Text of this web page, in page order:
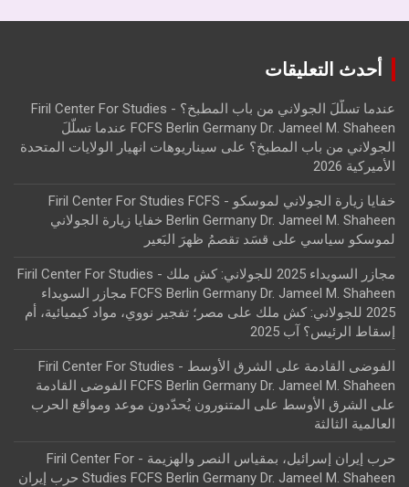
أحدث التعليقات
عندما تسلّلَ الجولاني من باب المطبخ؟ - Firil Center For Studies
FCFS Berlin Germany Dr. Jameel M. Shaheen عندما تسلّلَ
الجولاني من باب المطبخ؟ على سيناريوهات انهيار الولايات المتحدة
الأميركية 2026
خفايا زيارة الجولاني لموسكو - Firil Center For Studies FCFS
Berlin Germany Dr. Jameel M. Shaheen خفايا زيارة الجولاني
لموسكو سياسي على قسَد تقصمُ ظهرَ البَعير
مجازر السويداء 2025 للجولاني: كش ملك - Firil Center For Studies
FCFS Berlin Germany Dr. Jameel M. Shaheen مجازر السويداء
2025 للجولاني: كش ملك
على مصر؛ تفجير نووي، مواد كيميائية، أم
إسقاط الرئيس؟ آب 2025
الفوضى القادمة على الشرق الأوسط - Firil Center For Studies
FCFS Berlin Germany Dr. Jameel M. Shaheen الفوضى القادمة
على الشرق الأوسط على المتنورون يُحدّدون موعد ومواقع الحرب
العالمية الثالثة
حرب إيران إسرائيل، بمقياس النصر والهزيمة - Firil Center For
Studies FCFS Berlin Germany Dr. Jameel M. Shaheen حرب إيران